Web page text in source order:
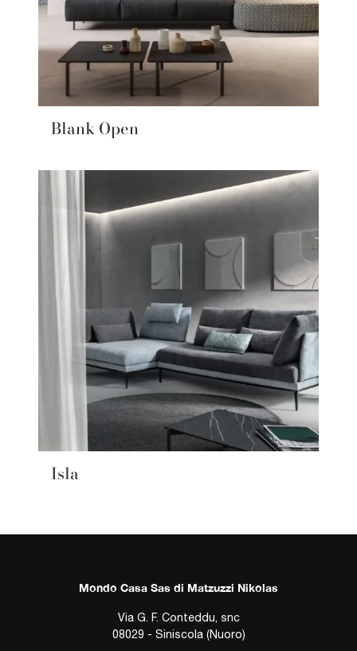
Blank Open
Isla
Mondo Casa Sas di Matzuzzi Nikolas
Via G. F. Conteddu, snc
08029 - Siniscola (Nuoro)